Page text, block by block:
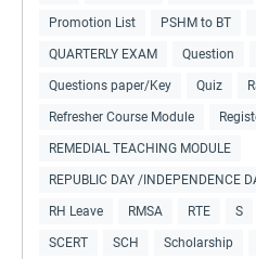
Promotion List PSHM to BT
QUARTERLY EXAM Question
Questions paper/Key Quiz
Refresher Course Module
REMEDIAL TEACHING MODULE
REPUBLIC DAY /INDEPENDENCE
RH Leave RMSA RTE S
SCERT SCH Scholarship